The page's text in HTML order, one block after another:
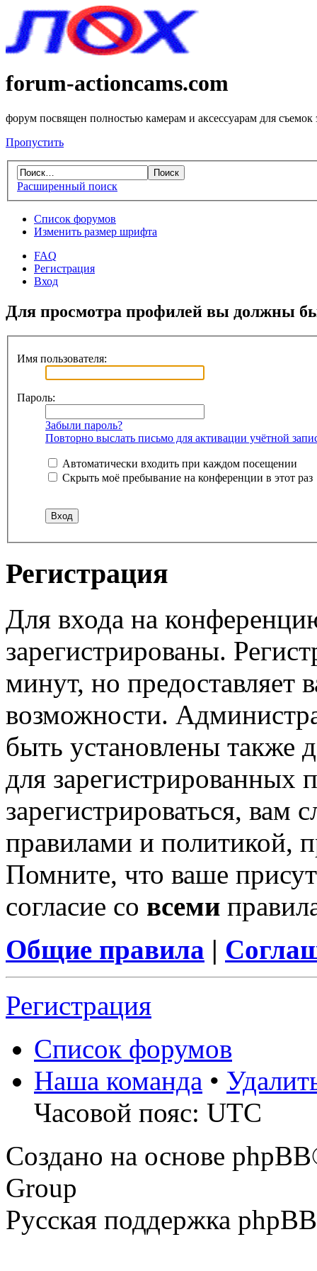
forum-actioncams.com
форум посвящен полностью камерам и аксессуарам для съемок
Пропустить
Расширенный поиск
Список форумов
Изменить размер шрифта
FAQ
Регистрация
Вход
Для просмотра профилей вы должны
Имя пользователя:
Пароль:
Забыли пароль?
Повторно выслать письмо для активации учётной
Автоматически входить при каждом посещении
Скрыть моё пребывание на конференции в этот раз
Регистрация
Для входа на
зарегистрированы.
минут, но предоставляет
возможности.
быть установлены также
для зарегистрированных
зарегистрироваться, вам
правилами и политикой,
Помните, что ваше
согласие со всеми
Общие правила |
Регистрация
Список форумов
Наша команда •
Часовой пояс: UTC
Создано на основе
Group
Русская поддержка phpBB